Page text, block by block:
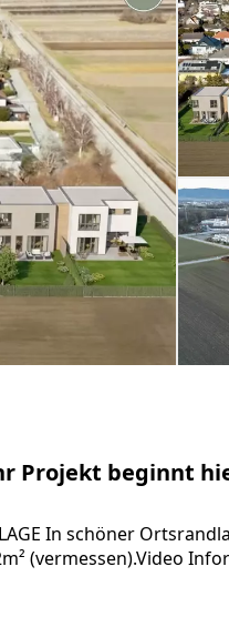
Projekt beginnt
In schöner
(vermessen).Video